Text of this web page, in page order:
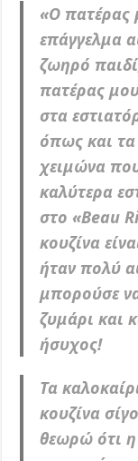
«Ο πατέρας
επάγγελμα
ζωηρό
πατέρας
στα
όπως και
χειμώνα
καλύτερα
στο «Beau
κουζίνα
ήταν πολύ
μπορούσε να
ζυμάρι και
ήσυχος!
Τα
κουζίνα
θεωρώ ότι